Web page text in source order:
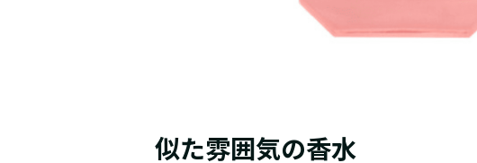
似た雰囲気の香水